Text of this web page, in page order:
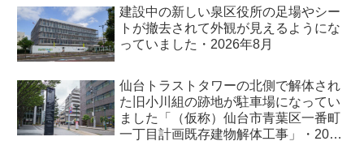
建設中の新しい泉区役所の足場やシー
トが撤去されて外観が見えるようにな
っていました・2026年8月
仙台トラストタワーの北側で解体され
た旧小川組の跡地が駐車場になってい
ました「（仮称）仙台市青葉区一番町
一丁目計画既存建物解体工事」・2026